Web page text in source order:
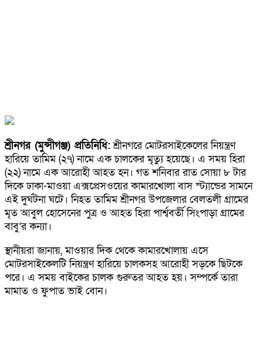
শ্রীনগর (মুন্সীগঞ্জ) প্রতিনিধি:শ্রীনগরে মোটরসাইকেলের নিয়ন্ত্রণ
হারিয়ে তামিম (২৭) নামে এক চালকের মৃত্যু হয়েছে। এ সময় হিরা
(২২) নামে এক আরোহী আহত হন। গত শনিবার রাত সোয়া ৮ টার
দিকে ঢাকা-মাওয়া এক্সপ্রেসওয়ের কামারখোলা বাস স্ট্যান্ডের সামনে
এই দুর্ঘটনা ঘটে। নিহত তামিম শ্রীনগর উপজেলার বেলতলী গ্রামের
মৃত আবুল হোসেনের পুত্র ও আহত হিরা পার্শ্ববর্তী সিংপাড়া গ্রামের
বাবু’র কন্যা।
স্থানীয়রা জানায়, মাওয়ার দিক থেকে কামারখোলায় এসে
মোটরসাইকেলটি নিয়ন্ত্রণ হারিয়ে চালকসহ আরোহী সড়কে ছিটকে
পরে। এ সময় বাইকের চালক গুরুতর আহত হয়। সম্পর্কে তারা
মামাত ও ফুপাত ভাই বোন।